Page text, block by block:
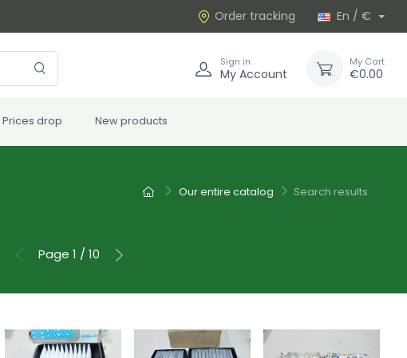
Order tracking En / €
Sign in
My Account
My Cart
€0.00
Prices drop New products
Our entire catalog Search results
Page 1 / 10